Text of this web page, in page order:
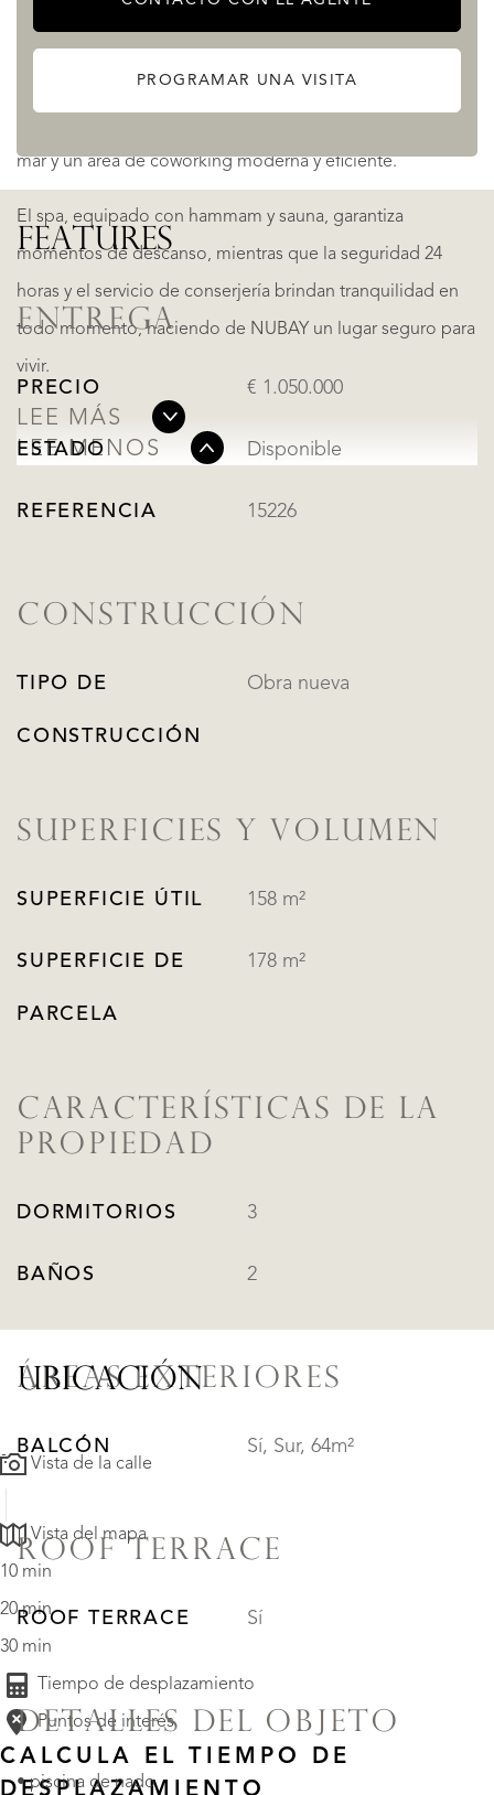
además de una piscina infantil.
Pensando en la relajación y el entretenimiento, dispone
mar y un área de coworking moderna y eficiente.
El spa, equipado con hammam y sauna, garantiza
momentos de descanso, mientras que la seguridad 24
horas y el servicio de conserjería brindan tranquilidad en
todo momento, haciendo de NUBAY un lugar seguro para
vivir.
LEE MÁS
LEE MENOS
PROGRAMAR UNA VISITA
FEATURES
ENTREGA
PRECIO € 1.050.000
ESTADO Disponible
REFERENCIA 15226
CONSTRUCCIÓN
TIPO DE
CONSTRUCCIÓN
Obra nueva
SUPERFICIES Y VOLUMEN
SUPERFICIE ÚTIL 158 m²
SUPERFICIE DE
PARCELA
178 m²
CARACTERÍSTICAS DE LA
PROPIEDAD
DORMITORIOS 3
BAÑOS 2
ÁREAS EXTERIORES
BALCÓN Sí, Sur, 64m²
ROOF TERRACE
ROOF TERRACE Sí
DETALLES DEL OBJETO
• piscina de nado
UBICACIÓN
Vista de la calle
Vista del mapa
10 min
20 min
30 min
Tiempo de desplazamiento
Puntos de interés
CALCULA EL TIEMPO DE
DESPLAZAMIENTO